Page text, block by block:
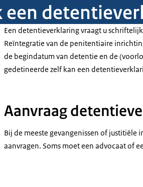
een
Een detentieverklaring vraagt u
Reïntegratie van de penitentiaire
de begindatum van detentie en de
gedetineerde zelf kan een
Aanvraag
Bij de meeste gevangenissen of
aanvragen. Soms moet een advocaat of